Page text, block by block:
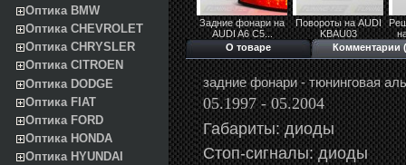
Оптика BMW
Оптика CHEVROLET
Оптика CHRYSLER
Оптика CITROEN
Оптика DODGE
Оптика FIAT
Оптика FORD
Оптика HONDA
Оптика HYUNDAI
Задние фонари на
AUDI A6 C5...
Повороты на AUDI
KBAU03
О товаре
Комментарии
задние фонари - тюнинговая
05.1997 - 05.2004
Габариты: диоды
Стоп-сигналы: диоды